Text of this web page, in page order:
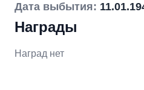
Дата выбытия:
Награды
Наград нет